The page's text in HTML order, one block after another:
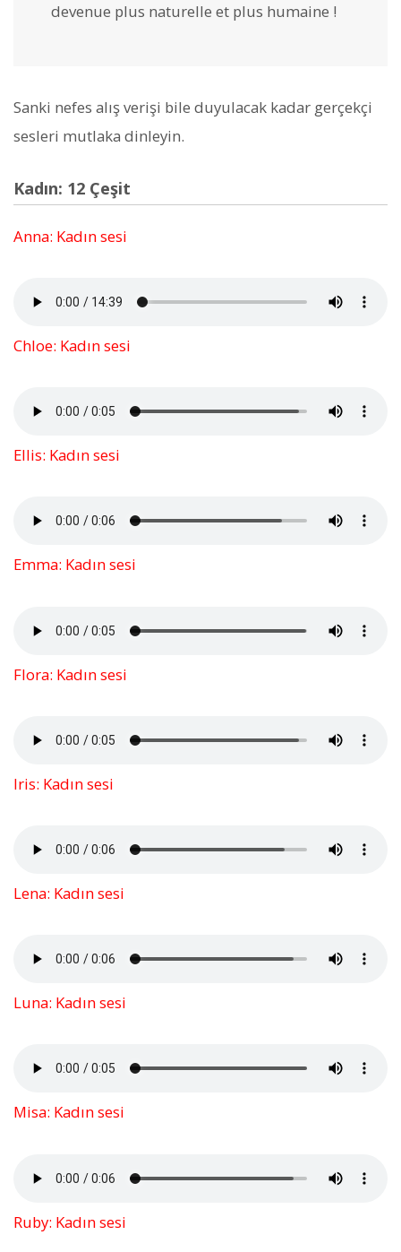
devenue plus naturelle et plus humaine !
Sanki nefes alış verişi bile duyulacak kadar gerçekçi
sesleri mutlaka dinleyin.
Kadın: 12 Çeşit
Anna: Kadın sesi
Chloe: Kadın sesi
Ellis: Kadın sesi
Emma: Kadın sesi
Flora: Kadın sesi
Iris: Kadın sesi
Lena: Kadın sesi
Luna: Kadın sesi
Misa: Kadın sesi
Ruby: Kadın sesi